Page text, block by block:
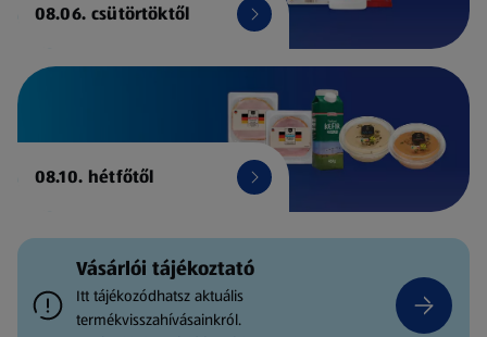
08.06. csütörtöktől
08.10. hétfőtől
Vásárlói tájékoztató
Itt tájékozódhatsz aktuális
termékvisszahívásainkról.